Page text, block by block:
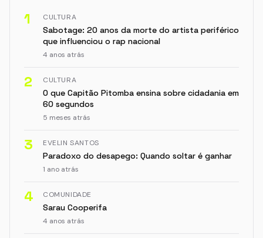
1 CULTURA
Sabotage: 20 anos da morte do artista periférico
que influenciou o rap nacional
4 anos atrás
2 CULTURA
O que Capitão Pitomba ensina sobre cidadania em
60 segundos
5 meses atrás
3 EVELIN SANTOS
Paradoxo do desapego: Quando soltar é ganhar
1 ano atrás
4 COMUNIDADE
Sarau Cooperifa
4 anos atrás